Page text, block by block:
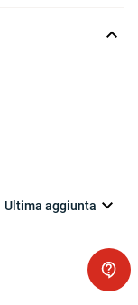
Ultima aggiunta